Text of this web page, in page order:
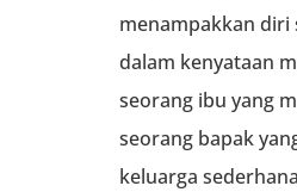
menampakkan diri
dalam kenyataan
seorang ibu yang
seorang bapak
keluarga